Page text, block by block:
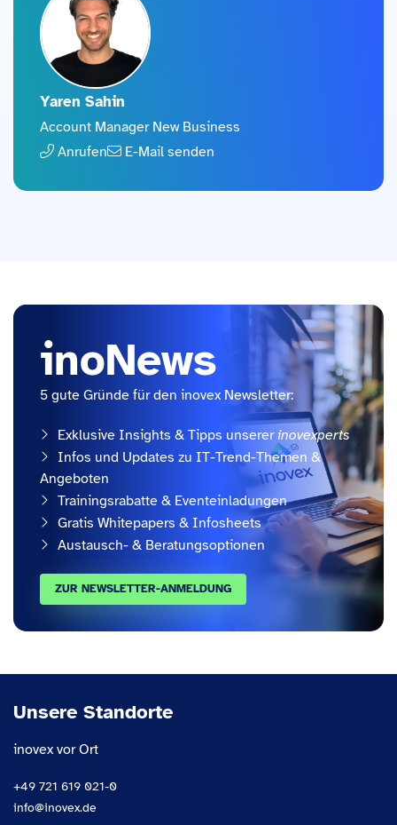
Yaren Sahin
Account Manager New Business
Anrufen
E-Mail senden
inoNews
5 gute Gründe für den inovex Newsletter:
Exklusive Insights & Tipps unserer inovexperts
Infos und Updates zu IT-Trend-Themen &
Angeboten
Trainingsrabatte & Eventeinladungen
Gratis Whitepapers & Infosheets
Austausch- & Beratungsoptionen
ZUR NEWSLETTER-ANMELDUNG
Unsere Standorte
inovex vor Ort
+49 721 619 021-0
info@inovex.de